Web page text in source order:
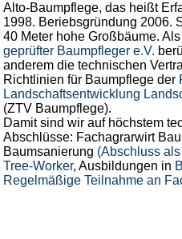
Alto-Baumpflege, das heißt
1998. Beriebsgründung 2006.
40 Meter hohe Großbäume.
geprüfter Baumpfleger e.V.
anderem die technischen
Richtlinien für Baumpflege der
Landschaftsentwicklung
(ZTV Baumpflege).
Damit sind wir auf höchstem
Abschlüsse: Fachagrarwirt
Baumsanierung (Abschluss
Tree-Worker, Ausbildungen in
Regelmäßige Teilnahme an